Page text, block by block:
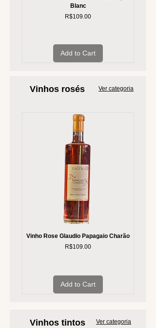
Blanc
Price
R$109.00
Add to Cart
Vinhos rosés
Vinho Rose Glaudio Papagaio Charão
Price
R$109.00
Add to Cart
Ver categoria
Vinhos tintos Ver categoria